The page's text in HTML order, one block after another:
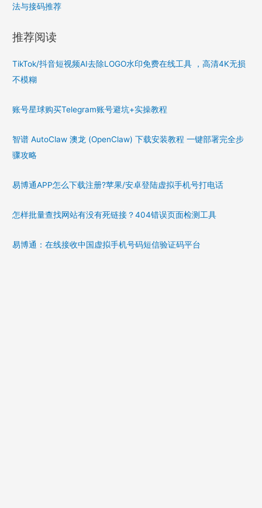
法与接码推荐
推荐阅读
TikTok/抖音短视频AI去除LOGO水印免费在线工具 ，高清4K无损
不模糊
账号星球购买Telegram账号避坑+实操教程
智谱 AutoClaw 澳龙 (OpenClaw) 下载安装教程 一键部署完全步
骤攻略
易博通APP怎么下载注册?苹果/安卓登陆虚拟手机号打电话
怎样批量查找网站有没有死链接？404错误页面检测工具
易博通：在线接收中国虚拟手机号码短信验证码平台